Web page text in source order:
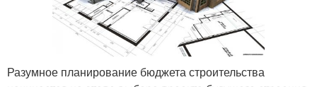
Разумное планирование бюджета строительства